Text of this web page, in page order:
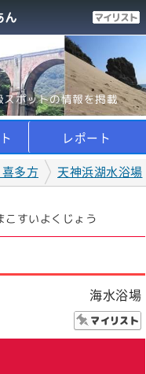
ん
ポットの情報を掲載
レポート
多方 天神浜湖水浴場
こすいよくじょう
海水浴場